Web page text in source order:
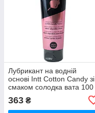
Лубрикант на водній
основі Intt Cotton Candy зі
смаком солодка вата 100
363 ₴